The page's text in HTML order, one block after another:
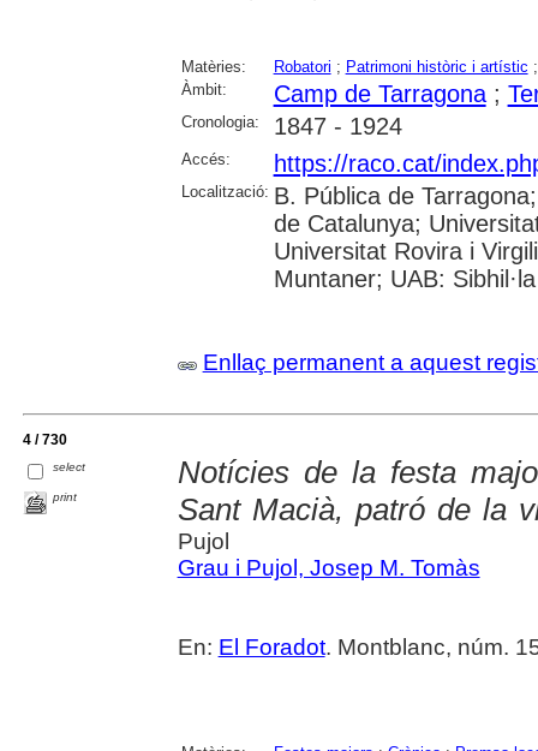
Matèries: Robatori ; Patrimoni històric i artístic
Àmbit:
Camp de Tarragona;
Cronologia: 1847 - 1924
Accés: https://raco.cat/
Localització: B. Pública de
de Catalunya;
Universitat Rovira i
Muntaner; UAB: Sibhil·la
Enllaç permanent a aquest
4 / 730
select
print
Notícies de la festa
Sant Macià, patró de la
Pujol
Grau i Pujol, Josep M. Tomàs
En: El Foradot. Montblanc, núm.